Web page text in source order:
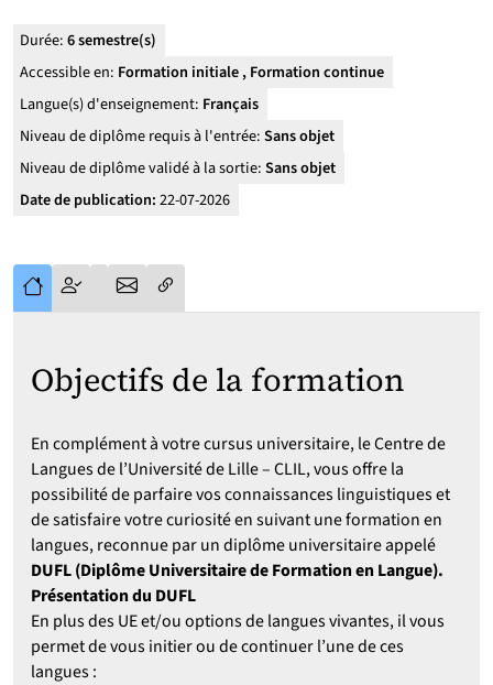
Durée:6 semestre(s)
Accessible en: Formation initiale , Formation continue
Langue(s) d'enseignement: Français
Niveau de diplôme requis à l'entrée:Sans objet
Niveau de diplôme validé à la sortie:Sans objet
Date de publication:22-07-2026
Objectifs de la formation
En complément à votre cursus universitaire, le Centre de
Langues de l’Université de Lille – CLIL, vous offre la
possibilité de parfaire vos connaissances linguistiques et
de satisfaire votre curiosité en suivant une formation en
langues, reconnue par un diplôme universitaire appelé
DUFL (Diplôme Universitaire de Formation en Langue).
Présentation du DUFL
En plus des UE et/ou options de langues vivantes, il vous
permet de vous initier ou de continuer l’une de ces
langues :